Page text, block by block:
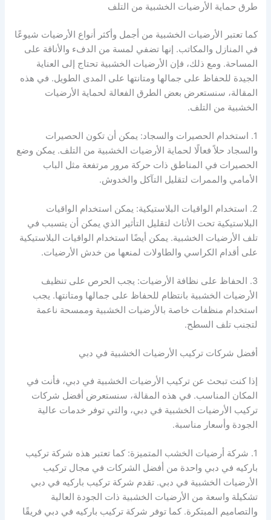
طرق حماية الأرضيات الخشبية من التلف
كما تعتبر الأرضيات الخشبية من أجمل وأكثر أنواع الأرضيات شيوعًا
في المنازل والمكاتب. إنها تضفي لمسة من الدفء والأناقة على
المساحة. ومع ذلك، فإن الأرضيات الخشبية تحتاج إلى العناية
الجيدة للحفاظ على جمالها ومتانتها على المدى الطويل. في هذه
المقالة، سنستعرض بعض الطرق الفعالة لحماية الأرضيات
الخشبية من التلف.
1. استخدام الحصيرات والسجاد: يمكن أن تكون الحصيرات
والسجاد حلاً فعالًا لحماية الأرضيات الخشبية من التلف. يمكن وضع
الحصيرات في المناطق ذات حركة مرور مرتفعة مثل الباب
الأمامي والممرات لتقليل التآكل والخدوش.
2. استخدام الواقيات البلاستيكية: يمكن استخدام الواقيات
البلاستيكية تحت الأثاث لتقليل التأثير الذي يمكن أن يتسبب في
تلف الأرضيات الخشبية. يمكن أيضًا استخدام الواقيات البلاستيكية
على أقدام الكراسي والطاولات لمنعها من خدش الأرضيات.
3. الحفاظ على نظافة الأرضيات: يجب الحرص على تنظيف
الأرضيات الخشبية بانتظام للحفاظ على جمالها ومتانتها. يجب
استخدام منظفات خاصة بالأرضيات الخشبية وممسحة ناعمة
لتجنب تلف السطح.
أفضل شركات تركيب الأرضيات الخشبية في دبي
إذا كنت تبحث عن تركيب الأرضيات الخشبية في دبي، فأنت في
المكان المناسب. في هذه المقالة، سنستعرض أفضل شركات
تركيب الأرضيات الخشبية في دبي، والتي توفر خدمات عالية
الجودة وأسعار مناسبة.
1. شركة أرضيات الخشب المتميزة: كما تعتبر هذه شركة تركيب
باركيه في دبي واحدة من أفضل الشركات في مجال تركيب
الأرضيات الخشبية في دبي. تقدم شركة تركيب باركيه في دبي
تشكيلة واسعة من الأرضيات الخشبية ذات الجودة العالية
والتصاميم المبتكرة. كما توفر شركة تركيب باركيه في دبي فريقًا